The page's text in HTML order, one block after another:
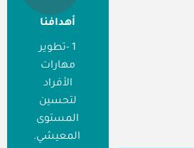
أهدافنا
1 -تطوير
مهارات
الأفراد
لتحسين
المستوى
المعيشي.